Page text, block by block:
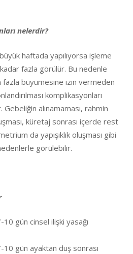
nelerdir?
haftada yapılıyorsa işleme
fazla görülür. Bu nedenle
büyümesine izin vermeden
komplikasyonları
alınamaması, rahmin
küretaj sonrası içerde rest
da yapışıklık oluşması gibi
görülebilir.
gün cinsel ilişki yasağı
10 gün ayaktan duş sonrası